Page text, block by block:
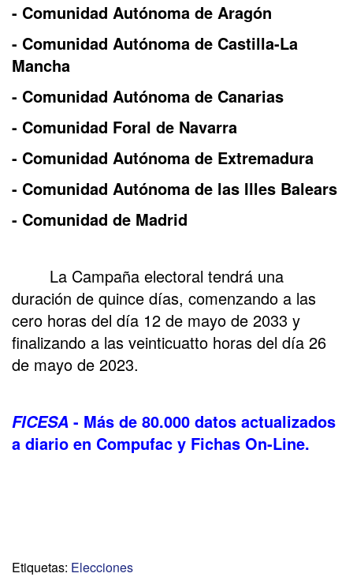
- Comunidad Autónoma de Aragón
- Comunidad Autónoma de Castilla-La
Mancha
- Comunidad Autónoma de Canarias
- Comunidad Foral de Navarra
- Comunidad Autónoma de Extremadura
- Comunidad Autónoma de las Illes Balears
- Comunidad de Madrid
La Campaña electoral tendrá una
duración de quince días, comenzando a las
cero horas del día 12 de mayo de 2033 y
finalizando a las veinticuatto horas del día 26
de mayo de 2023.
FICESA - Más de 80.000 datos actualizados
a diario en Compufac y Fichas On-Line.
Etiquetas: Elecciones